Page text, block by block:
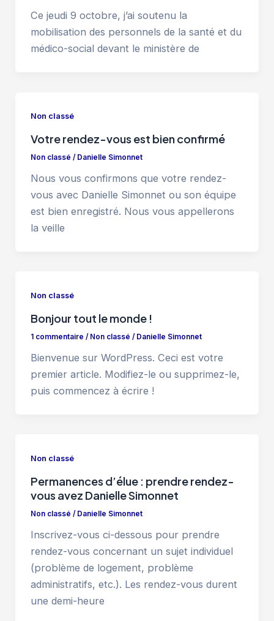
Ce jeudi 9 octobre, j’ai soutenu la
mobilisation des personnels de la santé et du
médico-social devant le ministère de
Non classé
Votre rendez-vous est bien confirmé
Non classé / Danielle Simonnet
Nous vous confirmons que votre rendez-
vous avec Danielle Simonnet ou son équipe
est bien enregistré. Nous vous appellerons
la veille
Non classé
Bonjour tout le monde !
1 commentaire / Non classé / Danielle Simonnet
Bienvenue sur WordPress. Ceci est votre
premier article. Modifiez-le ou supprimez-le,
puis commencez à écrire !
Non classé
Permanences d’élue : prendre rendez-
vous avez Danielle Simonnet
Non classé / Danielle Simonnet
Inscrivez-vous ci-dessous pour prendre
rendez-vous concernant un sujet individuel
(problème de logement, problème
administratifs, etc.). Les rendez-vous durent
une demi-heure